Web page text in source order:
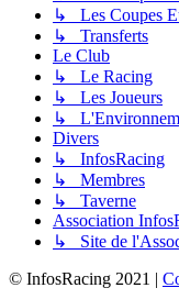
↳ Les Coupes
↳ Transferts
Le Club
↳ Le Racing
↳ Les Joueurs
↳
Divers
↳ InfosRacing
↳ Membres
↳ Taverne
Association
↳ Site de
© InfosRacing 2021 |